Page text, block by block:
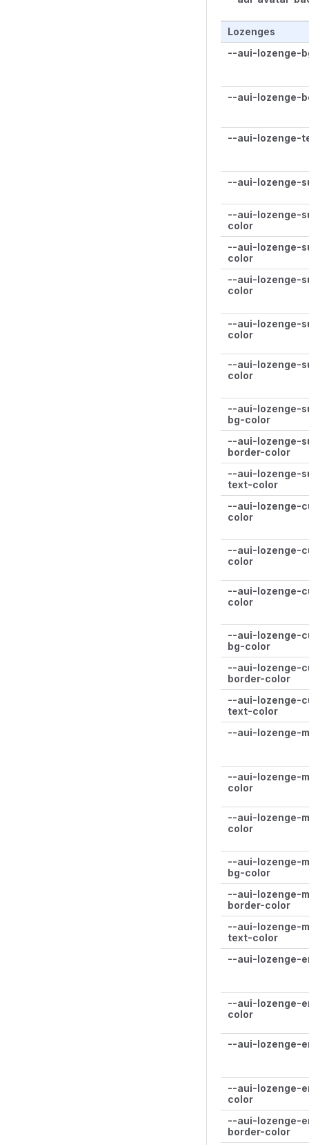
Lozenges
--aui-lozenge-
--aui-lozenge-
--aui-lozenge-
--aui-lozenge-
--aui-lozenge-
color
--aui-lozenge-
color
--aui-lozenge-
color
--aui-lozenge-
color
--aui-lozenge-
color
--aui-lozenge-
bg-color
--aui-lozenge-
border-color
--aui-lozenge-
text-color
--aui-lozenge-
color
--aui-lozenge-
color
--aui-lozenge-
color
--aui-lozenge-
bg-color
--aui-lozenge-
border-color
--aui-lozenge-
text-color
--aui-lozenge-
--aui-lozenge-
color
--aui-lozenge-
color
--aui-lozenge-
bg-color
--aui-lozenge-
border-color
--aui-lozenge-
text-color
--aui-lozenge-
--aui-lozenge-
color
--aui-lozenge-
--aui-lozenge-
color
--aui-lozenge-
border-color